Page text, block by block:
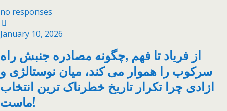
no responses
January 10, 2026
از فریاد تا فهم ,چگونه مصادره جنبش راه
سرکوب را هموار می کند، میان نوستالژی و
ازادی چرا تکرار تاریخ خطرناک ترین انتخاب
ماست!